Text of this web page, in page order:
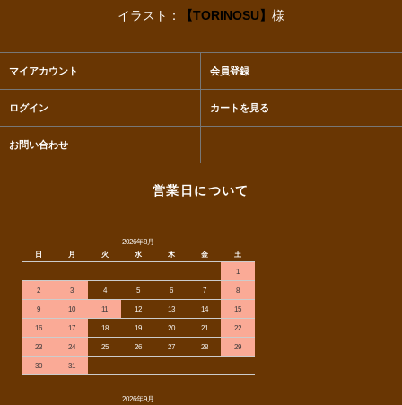
イラスト： 【TORINOSU】 様
マイアカウント 会員登録
ログイン カートを見る
お問い合わせ
営業日について
2026年8月
日
月 火 水 木 金
土
1
2 3 4 5 6 7 8
9 10 11 12 13 14 15
16 17 18 19 20 21 22
23 24 25 26 27 28 29
30 31
2026年9月